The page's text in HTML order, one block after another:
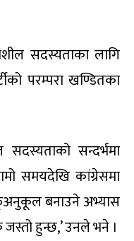
सदस्यताका लागि
परम्परा खण्डितका
सदस्यताको सन्दर्भमा
समयदेखि कांग्रेसमा
बनाउने अभ्यास
जस्तो हुन्छ,’ उनले भने ।